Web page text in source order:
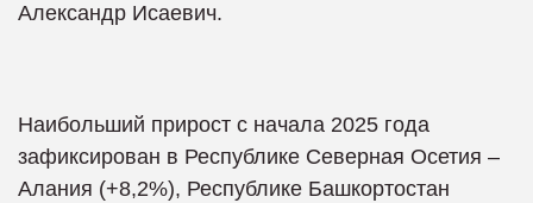
Александр Исаевич.
Наибольший прирост с начала 2025 года
зафиксирован в Республике Северная Осетия –
Алания (+8,2%), Республике Башкортостан